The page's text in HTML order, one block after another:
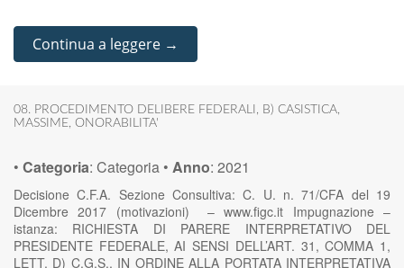
Continua a leggere →
08. PROCEDIMENTO DELIBERE FEDERALI , B) CASISTICA,
MASSIME, ONORABILITA'
• Categoria: Categoria • Anno: 2021
Decisione C.F.A. Sezione Consultiva: C. U. n. 71/CFA del 19
Dicembre 2017 (motivazioni) – www.figc.it Impugnazione –
istanza: RICHIESTA DI PARERE INTERPRETATIVO DEL
PRESIDENTE FEDERALE, AI SENSI DELL’ART. 31, COMMA 1,
LETT. D) C.G.S., IN ORDINE ALLA PORTATA INTERPRETATIVA